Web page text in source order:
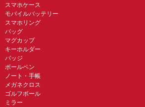
スマホケース
モバイルバッテリー
スマホリング
バッグ
マグカップ
キーホルダー
バッジ
ボールペン
ノート・手帳
メガネクロス
ゴルフボール
ミラー